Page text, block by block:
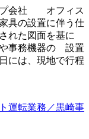
プ会社 オフィス
具の設置に伴う仕
れた図面を基に
事務機器の 設置
には、現地で行程
運転業務／黒崎事